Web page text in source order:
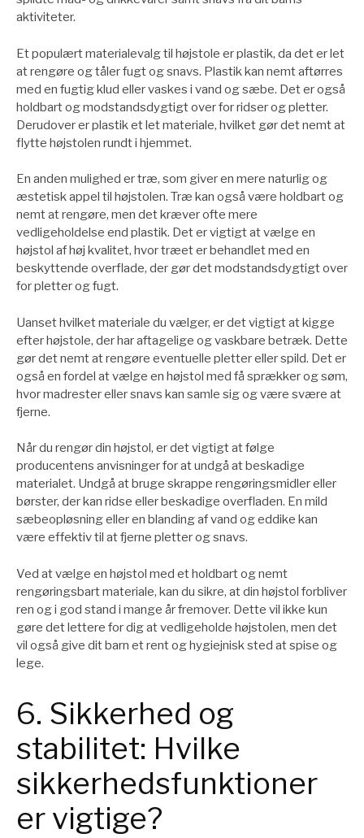
aktiviteter.
Et populært materialevalg til højstole er plastik, da det er let
at rengøre og tåler fugt og snavs. Plastik kan nemt aftørres
med en fugtig klud eller vaskes i vand og sæbe. Det er også
holdbart og modstandsdygtigt over for ridser og pletter.
Derudover er plastik et let materiale, hvilket gør det nemt at
flytte højstolen rundt i hjemmet.
En anden mulighed er træ, som giver en mere naturlig og
æstetisk appel til højstolen. Træ kan også være holdbart og
nemt at rengøre, men det kræver ofte mere
vedligeholdelse end plastik. Det er vigtigt at vælge en
højstol af høj kvalitet, hvor træet er behandlet med en
beskyttende overflade, der gør det modstandsdygtigt over
for pletter og fugt.
Uanset hvilket materiale du vælger, er det vigtigt at kigge
efter højstole, der har aftagelige og vaskbare betræk. Dette
gør det nemt at rengøre eventuelle pletter eller spild. Det er
også en fordel at vælge en højstol med få sprækker og søm,
hvor madrester eller snavs kan samle sig og være svære at
fjerne.
Når du rengør din højstol, er det vigtigt at følge
producentens anvisninger for at undgå at beskadige
materialet. Undgå at bruge skrappe rengøringsmidler eller
børster, der kan ridse eller beskadige overfladen. En mild
sæbeopløsning eller en blanding af vand og eddike kan
være effektiv til at fjerne pletter og snavs.
Ved at vælge en højstol med et holdbart og nemt
rengøringsbart materiale, kan du sikre, at din højstol forbliver
ren og i god stand i mange år fremover. Dette vil ikke kun
gøre det lettere for dig at vedligeholde højstolen, men det
vil også give dit barn et rent og hygiejnisk sted at spise og
lege.
6. Sikkerhed og
stabilitet: Hvilke
sikkerhedsfunktioner
er vigtige?